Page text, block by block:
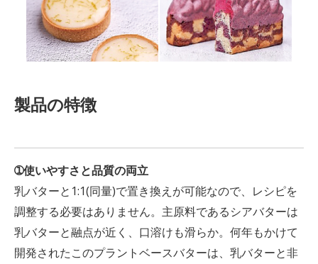
製品の特徴
➀使いやすさと品質の両立
乳バターと1:1(同量)で置き換えが可能なので、レシピを
調整する必要はありません。主原料であるシアバターは
乳バターと融点が近く、口溶けも滑らか。何年もかけて
開発されたこのプラントベースバターは、乳バターと非